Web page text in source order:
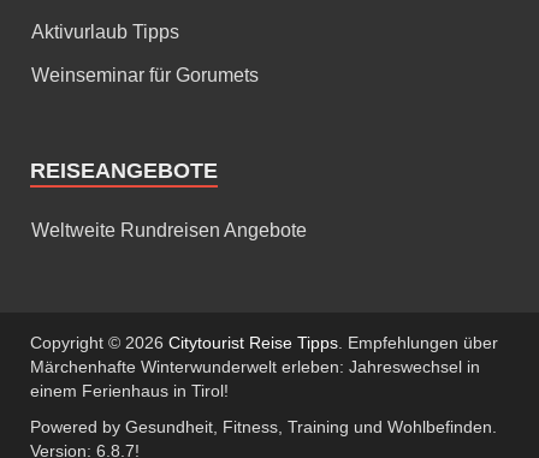
Aktivurlaub Tipps
Weinseminar für Gorumets
REISEANGEBOTE
Weltweite Rundreisen Angebote
Copyright © 2026 Citytourist Reise Tipps . Empfehlungen über
Märchenhafte Winterwunderwelt erleben: Jahreswechsel in
einem Ferienhaus in Tirol!
Powered by Gesundheit, Fitness, Training und Wohlbefinden.
Version: 6.8.7!